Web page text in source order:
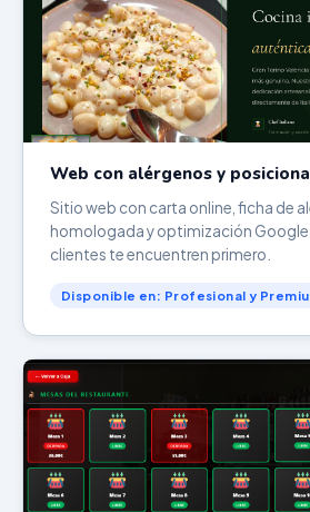
Web con alérgenos y
Sitio web con carta online, ficha de
homologada y optimización Google
clientes te encuentren primero.
Disponible en: Profesional y